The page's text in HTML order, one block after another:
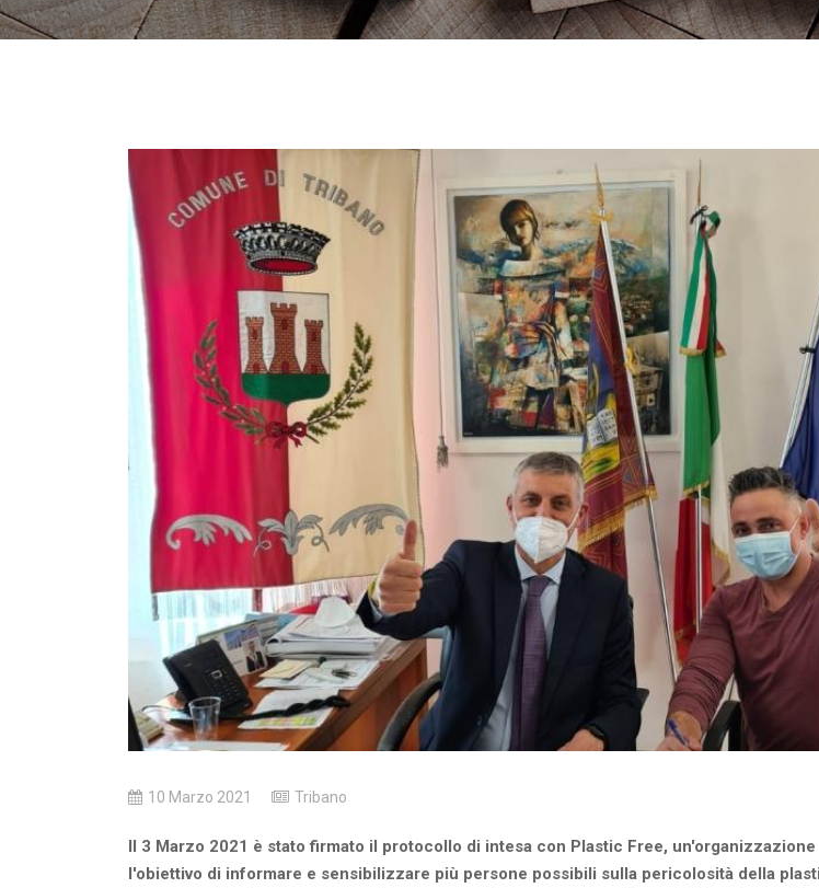
10 Marzo 2021 Tribano
Il 3 Marzo 2021 è stato firmato il protocollo di intesa con Plastic Free,
l'obiettivo di informare e sensibilizzare più persone possibili sulla pericolosità della